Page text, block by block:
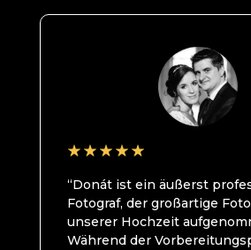
“Donát ist ein äußerst
Fotograf, der großartige
unserer Hochzeit
Während der